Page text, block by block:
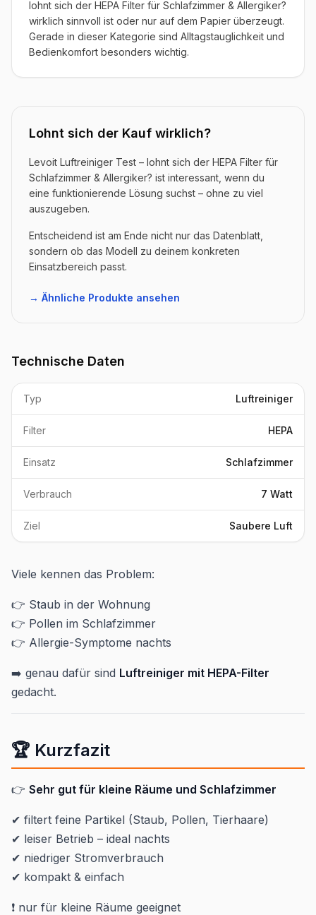
lohnt sich der HEPA Filter für Schlafzimmer & Allergiker?
wirklich sinnvoll ist oder nur auf dem Papier überzeugt.
Gerade in dieser Kategorie sind Alltagstauglichkeit und
Bedienkomfort besonders wichtig.
Lohnt sich der Kauf wirklich?
Levoit Luftreiniger Test – lohnt sich der HEPA Filter für
Schlafzimmer & Allergiker? ist interessant, wenn du
eine funktionierende Lösung suchst – ohne zu viel
auszugeben.
Entscheidend ist am Ende nicht nur das Datenblatt,
sondern ob das Modell zu deinem konkreten
Einsatzbereich passt.
→ Ähnliche Produkte ansehen
Technische Daten
Typ Luftreiniger
Filter HEPA
Einsatz Schlafzimmer
Verbrauch 7 Watt
Ziel Saubere Luft
Viele kennen das Problem:
👉 Staub in der Wohnung
👉 Pollen im Schlafzimmer
👉 Allergie-Symptome nachts
➡️ genau dafür sind Luftreiniger mit HEPA-Filter
gedacht.
🏆 Kurzfazit
👉 Sehr gut für kleine Räume und Schlafzimmer
✔ filtert feine Partikel (Staub, Pollen, Tierhaare)
✔ leiser Betrieb – ideal nachts
✔ niedriger Stromverbrauch
✔ kompakt & einfach
❗ nur für kleine Räume geeignet